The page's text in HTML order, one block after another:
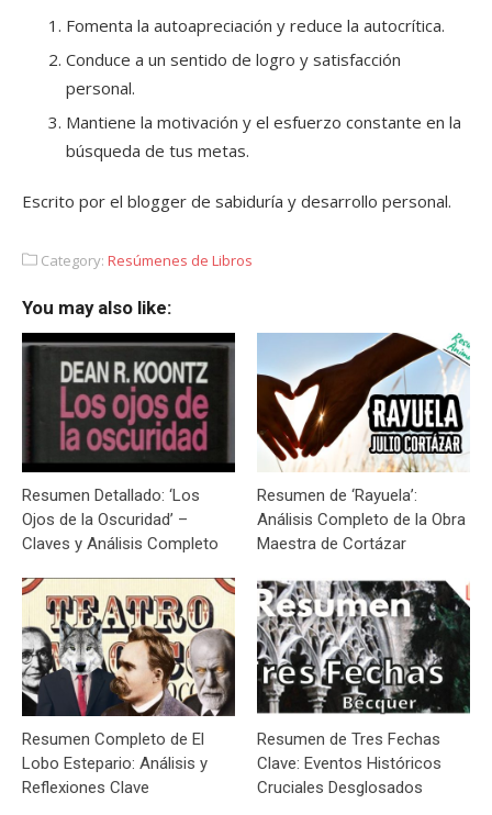
Fomenta la autoapreciación y reduce la autocrítica.
Conduce a un sentido de logro y satisfacción
personal.
Mantiene la motivación y el esfuerzo constante en la
búsqueda de tus metas.
Escrito por el blogger de sabiduría y desarrollo personal.
Category: Resúmenes de Libros
You may also like:
Resumen Detallado: ‘Los
Ojos de la Oscuridad’ –
Claves y Análisis Completo
Resumen de ‘Rayuela’:
Análisis Completo de la Obra
Maestra de Cortázar
Resumen Completo de El
Lobo Estepario: Análisis y
Reflexiones Clave
Resumen de Tres Fechas
Clave: Eventos Históricos
Cruciales Desglosados